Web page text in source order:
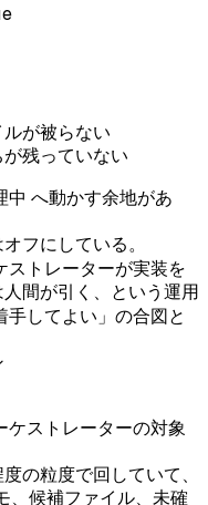
が被らない
残っていない
中 へ動かす余地があ
フにしている。
ストレーターが実装を
間が引く、という運用
手してよい」の合図と
ケストレーターの対象
の粒度で回していて、
、候補ファイル、未確